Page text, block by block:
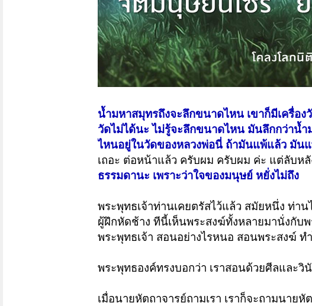
น้ำมหาสมุทรถึงจะลึกขนาดไหน เขาก็มีเครื่อ
วัดไม่ได้นะ ไม่รู้จะลึกขนาดไหน มันลึกกว่าน้ำ
ไหนอยู่ในวัดของหลวงพ่อนี่ ถ้ามันแพ้แล้ว มัน
เถอะ ต่อหน้าแล้ว ครับผม ครับผม ค่ะ แต่ลับห
ธรรมดานะ เพราะว่าใจของมนุษย์ หยั่งไม่ถึง
พระพุทธเจ้าท่านเคยตรัสไว้แล้ว สมัยหนึ่ง ท่า
ผู้ฝึกหัดช้าง ทีนี้เห็นพระสงฆ์ทั้งหลายมานั่งกับ
พระพุทธเจ้า สอนอย่างไรหนอ สอนพระสงฆ์
พระพุทธองค์ทรงบอกว่า เราสอนด้วยศีลและวิ
เมื่อนายหัตถาจารย์ถามเรา เราก็จะถามนาย